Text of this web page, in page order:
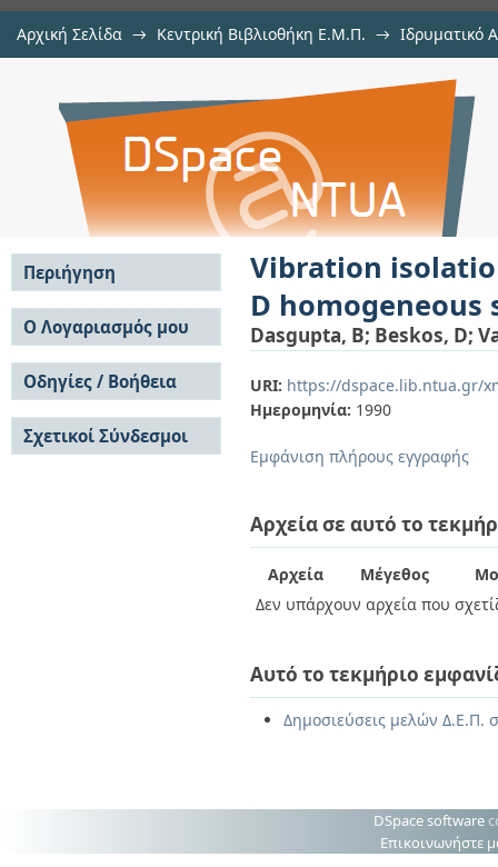
Αρχική Σελίδα → Κεντρική Βιβλιοθήκη Ε.Μ.Π. → Ιδρυματικό
Vibration isolation using open
Vibration
D homogeneous
Dasgupta, B; Beskos, D;
URI: https://dspace.lib.ntua.gr/
Ημερομηνία: 1990
Εμφάνιση πλήρους εγγραφής
Αρχεία σε αυτό το
Αρχεία Μέγεθος
Δεν υπάρχουν αρχεία που
Αυτό το τεκμήριο
Δημοσιεύσεις μελών Δ.Ε.Π.
Περιήγηση
Σε όλο το DSpace
Κοινότητες & Συλλογές
Ανά Ημερομηνία
Έκδοσης
Συγγραφείς
Τίτλοι
Θέματα
Ο Λογαριασμός μου
Σύνδεση
Εγγραφή
Οδηγίες / Βοήθεια
Οδηγίες Υποβολής
Οδηγίες Χρήσης ΙΑ
Συχνές Ερωτήσεις
Σχετικοί Σύνδεσμοι
DSpace software
Επικοινωνήστε